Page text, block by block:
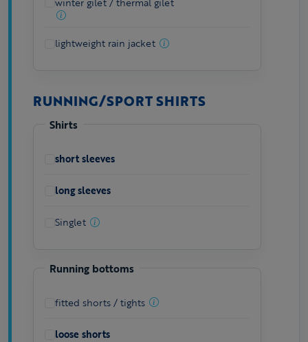
lightweight rain jacket
RUNNING/SPORT SHIRTS
Shirts
short sleeves
long sleeves
Singlet
Running bottoms
fitted shorts / tights
loose shorts